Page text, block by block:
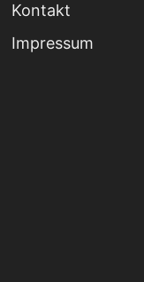
Kontakt
Impressum